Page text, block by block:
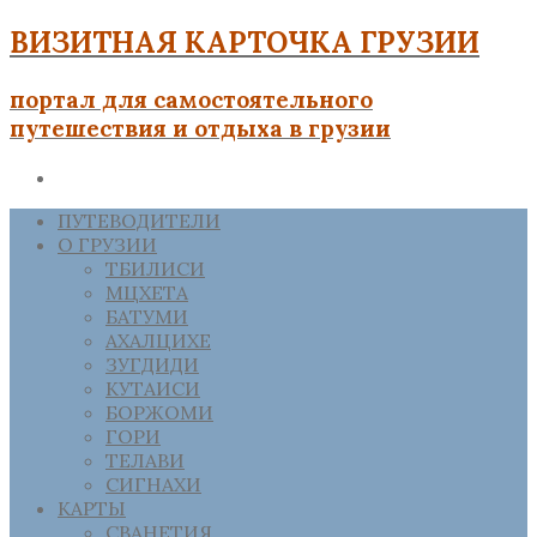
ВИЗИТНАЯ КАРТОЧКА ГРУЗИИ
портал для самостоятельного
путешествия и отдыха в грузии
ПУТЕВОДИТЕЛИ
О ГРУЗИИ
ТБИЛИСИ
МЦХЕТА
БАТУМИ
АХАЛЦИХЕ
ЗУГДИДИ
КУТАИСИ
БОРЖОМИ
ГОРИ
ТЕЛАВИ
СИГНАХИ
КАРТЫ
СВАНЕТИЯ